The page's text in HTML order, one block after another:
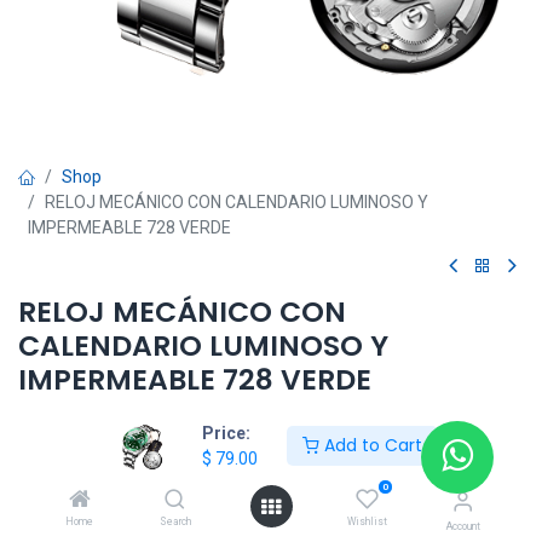
Price:
$ 79.00
Add to Cart
Home Search
0
Wishlist Account
Shop
RELOJ MECÁNICO CON CALENDARIO LUMINOSO Y
IMPERMEABLE 728 VERDE
RELOJ MECÁNICO CON
CALENDARIO LUMINOSO Y
IMPERMEABLE 728 VERDE
Add to Cart